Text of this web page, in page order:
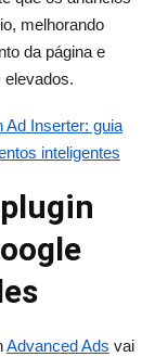
melhorando
da página e
elevados.
Ad Inserter: guia
inteligentes
Advanced Ads vai